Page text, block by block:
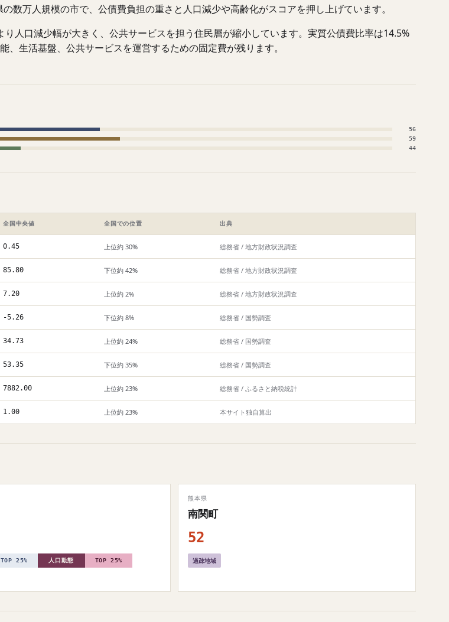
数万人規模の市で、公債費負担の重さと人口減少や高齢化がスコアを押し上げています。
人口減少幅が大きく、公共サービスを担う住民層が縮小しています。実質公債費比率は14.5%
生活基盤、公共サービスを運営するための固定費が残ります。
56
59
44
全国中央値 全国での位置 出典
0.45 上位約 30% 総務省 / 地方財政状況調査
85.80 下位約 42% 総務省 / 地方財政状況調査
7.20 上位約 2% 総務省 / 地方財政状況調査
-5.26 下位約 8% 総務省 / 国勢調査
34.73 上位約 24% 総務省 / 国勢調査
53.35 下位約 35% 総務省 / 国勢調査
7882.00 上位約 23% 総務省 / ふるさと納税統計
1.00 上位約 23% 本サイト独自算出
TOP 25% 人口動態 TOP 25%
熊本県
南関町
52
過疎地域